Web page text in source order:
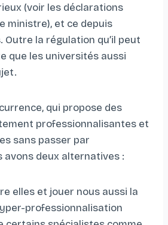
(voir les déclarations
ministre), et ce depuis
Outre la régulation qu’il peut
que les universités aussi
qui propose des
professionnalisantes et
sans passer par
avons deux alternatives :
elles et jouer nous aussi la
professionnalisation